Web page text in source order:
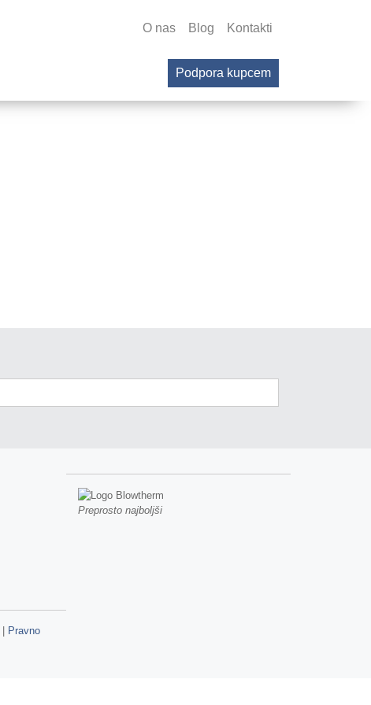
O nas Blog Kontakti
Podpora kupcem
Preprosto najboljši
Pravno